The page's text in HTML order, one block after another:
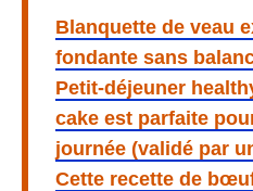
Blanquette de veau
fondante sans
Petit-déjeuner
cake est parfaite
journée (validé par
Cette recette de